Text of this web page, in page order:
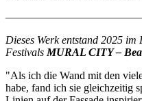
Dieses Werk entstand 2025
Festivals MURAL CITY –
"Als ich die Wand mit den
habe, fand ich sie gleichzeitig